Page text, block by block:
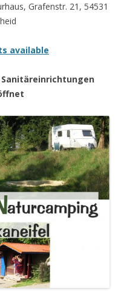
Grafenstr. 21, 54531
available
Sanitäreinrichtungen